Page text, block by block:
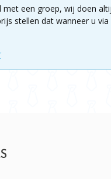
met een groep, wij doen
stellen dat wanneer u